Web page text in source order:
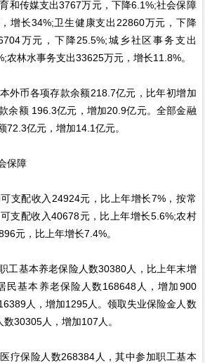
和传媒支出3767万元，下降6.1%;社会保障
增长34%;卫生健康支出22860万元，下降
万元，下降25.5%;城乡社区事务支出
农林水事务支出33625万元，增长11.8%。
币各项存款余额218.7亿元，比年初增加
余额 196.3亿元，增加20.9亿元。全部金融
72.3亿元，增加14.1亿元。
保障
配收入24924元，比上年增长7%，按常
支配收入40678元，比上年增长5.6%;农村
元，比上年增长7.4%。
基本养老保险人数30380人，比上年末增
民基本养老保险人数168648人，增加900
人，增加1295人。领取失业保险金人数
30305人，增加107人。
保险人数268384人，其中参加职工基本